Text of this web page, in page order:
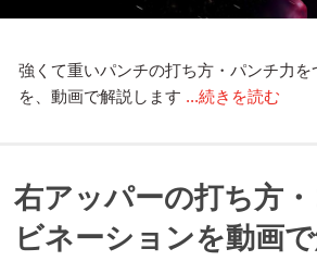
強くて重いパンチの打ち方・パンチ力
を、動画で解説します ...続きを読む
右アッパーの打ち方
ビネーションを動画